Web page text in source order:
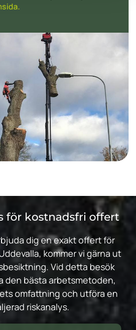
för kostnadsfri offert
dig en exakt offert för
kommer vi gärna ut
Vid detta besök
den bästa arbetsmetoden,
omfattning och utföra en
riskanalys.